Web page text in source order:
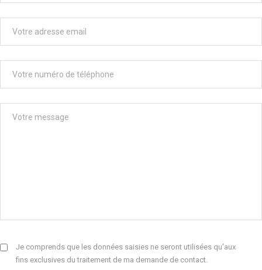
Je comprends que les données saisies ne seront utilisées qu'aux
fins exclusives du traitement de ma demande de contact.